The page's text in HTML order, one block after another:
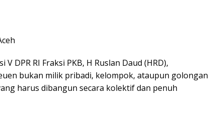
DPR RI Fraksi PKB, H Ruslan Daud (HRD),
bukan milik pribadi, kelompok, ataupun golongan
harus dibangun secara kolektif dan penuh